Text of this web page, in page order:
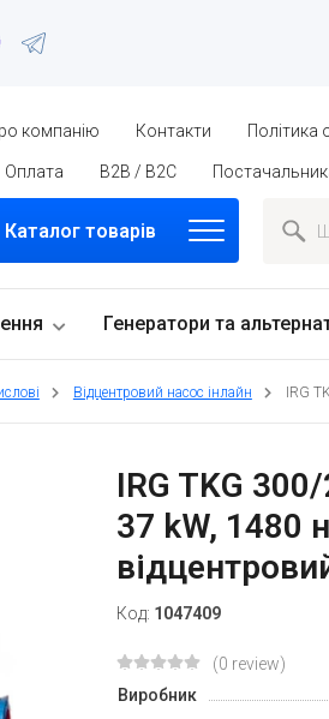
компанію Контакти Політика
Оплата B2B / B2C
Каталог товарів
Генератори та
Відцентровий насос інлайн IRG
IRG TKG
37 kW, 1480
Код: 1047409
(0 review)
Виробник